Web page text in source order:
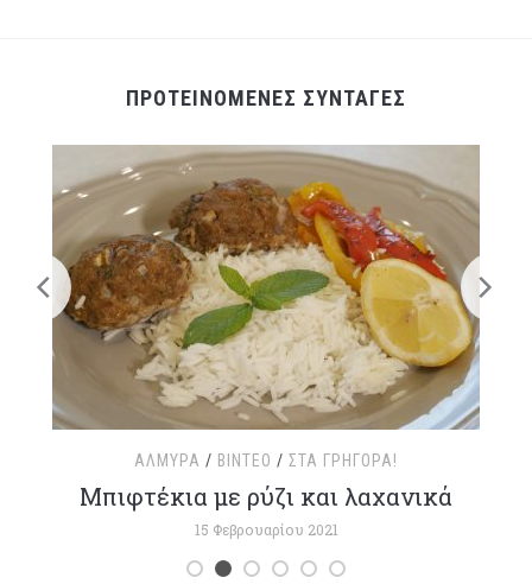
ΠΡΟΤΕΙΝΟΜΕΝΕΣ ΣΥΝΤΑΓΕΣ
ΑΛΜΥΡΆ / ΒΊΝΤΕΟ / ΣΤΑ ΓΡΉΓΟΡΑ!
Μπιφτέκια με ρύζι και λαχανικά
15 Φεβρουαρίου 2021